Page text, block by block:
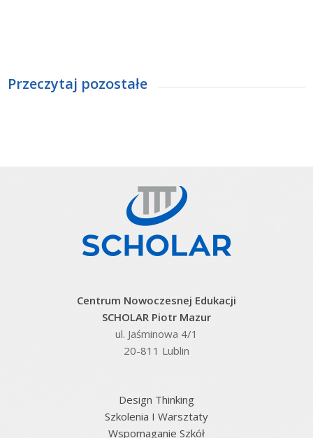
Przeczytaj pozostałe
Centrum Nowoczesnej Edukacji
SCHOLAR Piotr Mazur
ul. Jaśminowa 4/1
20-811 Lublin
Design Thinking
Szkolenia I Warsztaty
Wspomaganie Szkół